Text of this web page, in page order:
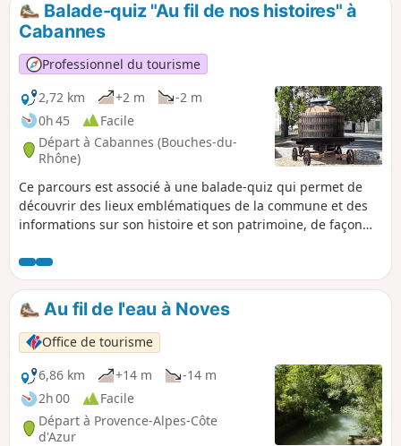
p
Balade-quiz "Au fil de nos histoires" à
Cabannes
Professionnel du tourisme
2,72 km
+2 m
-2 m
0h 45
Facile
Départ à Cabannes (Bouches-du-
Rhône)
Ce parcours est associé à une balade-quiz qui permet de
découvrir des lieux emblématiques de la commune et des
informations sur son histoire et son patrimoine, de façon
de Cabannes et scannez le QR Code pour démarrer le jeu.
(gratuit, pas d'inscription ni d'application à télécharger).
Vous pouvez choisir le parcours "adulte" ou le parcours
"adulte + enfant" (avec en plus des questions à destination
des enfants de 6 à 11 ans). La description ci-dessous fait
uniquement référence au parcours "adulte".
Au fil de l'eau à Noves
Office de tourisme
6,86 km
+14 m
-14 m
2h 00
Facile
Départ à Provence-Alpes-Côte
d'Azur